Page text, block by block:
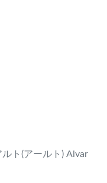
ト(アールト) Alvar